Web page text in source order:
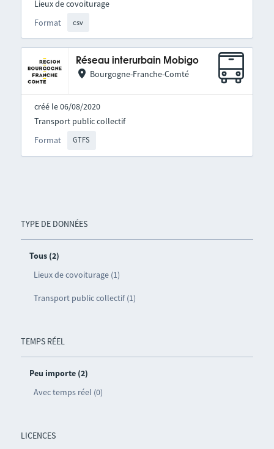
TYPE DE DONNÉES
Tous (2)
Lieux de covoiturage (1)
Transport public collectif (1)
TEMPS RÉEL
Peu importe (2)
Avec temps réel (0)
LICENCES
Format csv
Lieux de covoiturage
Réseau interurbain Mobigo
Bourgogne-Franche-Comté
créé le 06/08/2020
Format GTFS
Transport public collectif